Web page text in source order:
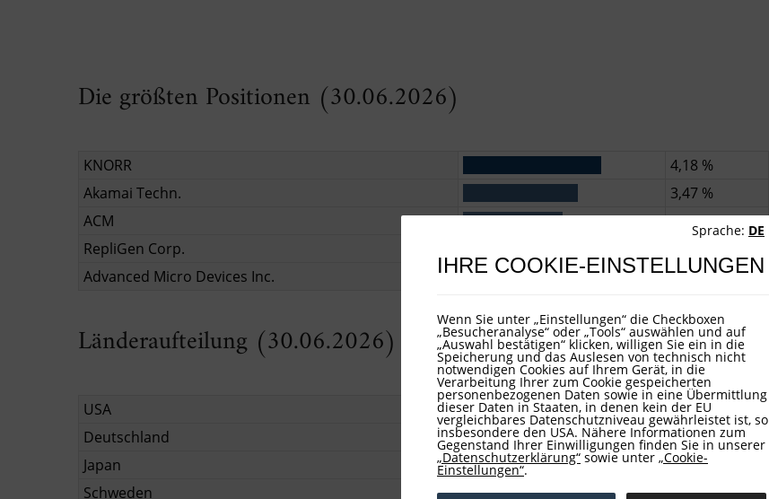
Sprache: DE
IHRE COOKIE-EINSTELLUNGEN
Wenn Sie unter „Einstellungen“ die Checkboxen
„Besucheranalyse“ oder „Tools“ auswählen und auf
„Auswahl bestätigen“ klicken, willigen Sie ein in die
Speicherung und das Auslesen von technisch nicht
notwendigen Cookies auf Ihrem Gerät, in die
Verarbeitung Ihrer zum Cookie gespeicherten
personenbezogenen Daten sowie in eine Übermittlung
dieser Daten in Staaten, in denen kein der EU
vergleichbares Datenschutzniveau gewährleistet ist, so
insbesondere den USA. Nähere Informationen zum
Gegenstand Ihrer Einwilligungen finden Sie in unserer
„Datenschutzerklärung“ sowie unter „Cookie-
Einstellungen“.
Die größten Positionen (30.06.2026)
KNORR
4,18 %
Akamai Techn.
3,47 %
ACM
3,02 %
RepliGen Corp.
Advanced Micro Devices Inc.
2,81 %
Länderaufteilung (30.06.2026)
USA
56,23 %
Deutschland
12,91 %
Japan
8,02 %
Schweden
6,32 %